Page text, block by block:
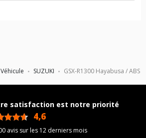
Véhicule SUZUKI GSX-R1300 Hayabusa / ABS
satisfaction est notre priorité
4,6
avis sur les 12 derniers mois